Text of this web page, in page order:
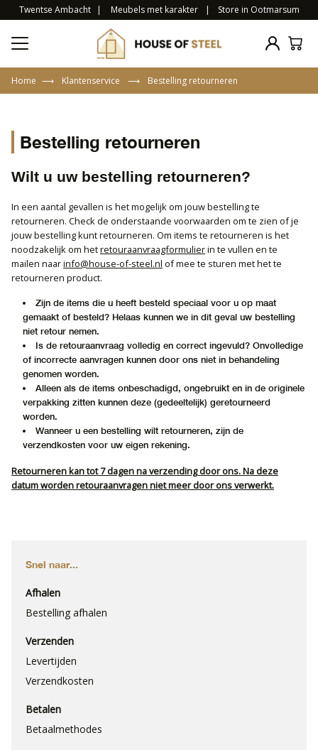
Twentse Ambacht | Meubels met karakter | Store in Ootmarsum
Home ⟶ Klantenservice ⟶ Bestelling retourneren
Snel naar...
Afhalen
Bestelling afhalen
Verzenden
Levertijden
Verzendkosten
Betalen
Betaalmethodes
Bestelling retourneren
Wilt u uw bestelling retourneren?
In een aantal gevallen is het mogelijk om jouw bestelling te
retourneren. Check de onderstaande voorwaarden om te zien of je
jouw bestelling kunt retourneren. Om items te retourneren is het
noodzakelijk om hetretouraanvraagformulierin te vullen en te
mailen naarinfo@house-of-steel.nl of mee te sturen met het te
retourneren product.
Zijn de items die u heeft besteld speciaal voor u op maat
gemaakt of besteld? Helaas kunnen we in dit geval uw bestelling
niet retour nemen.
Is de retouraanvraag volledig en correct ingevuld? Onvolledige
of incorrecte aanvragen kunnen door ons niet in behandeling
genomen worden.
Alleen als de items onbeschadigd, ongebruikt en in de originele
verpakking zitten kunnen deze (gedeeltelijk) geretourneerd
worden.
Wanneer u een bestelling wilt retourneren, zijn de
verzendkosten voor uw eigen rekening.
Retourneren kan tot 7 dagen na verzending door ons. Na deze
datum worden retouraanvragen niet meer door ons verwerkt.